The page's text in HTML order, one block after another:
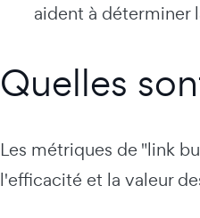
aident à déterminer
Quelles
Les métriques de "link
l'efficacité et la valeur